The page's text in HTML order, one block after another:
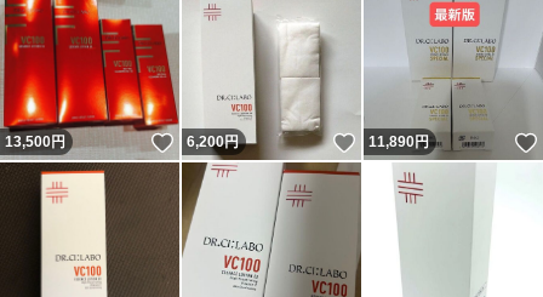
13,500円 いいね！
6,200円 いいね！
11,890円